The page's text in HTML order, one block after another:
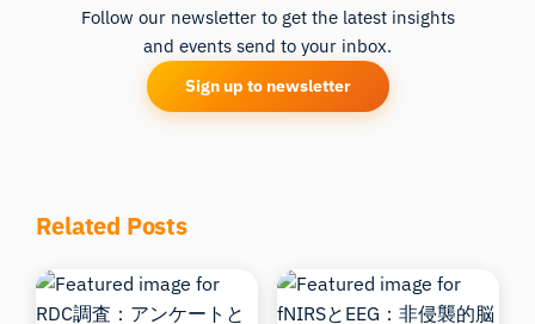
Follow our newsletter to get the latest insights
and events send to your inbox.
Sign up to newsletter
Related Posts